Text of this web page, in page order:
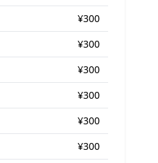
¥300
¥300
¥300
¥300
¥300
¥300